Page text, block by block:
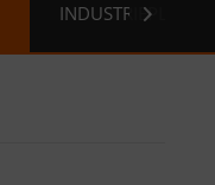
INDUSTRIEPLANE
